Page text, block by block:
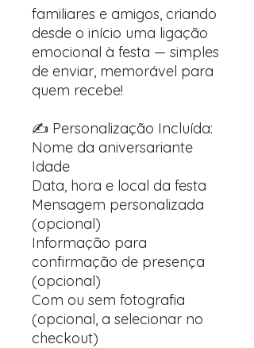
familiares e amigos, criando
desde o início uma ligação
emocional à festa — simples
de enviar, memorável para
quem recebe!
✍️ Personalização Incluída:
Nome da aniversariante
Idade
Data, hora e local da festa
Mensagem personalizada
(opcional)
Informação para
confirmação de presença
(opcional)
Com ou sem fotografia
(opcional, a selecionar no
checkout)